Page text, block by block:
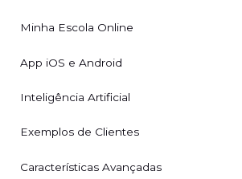
Minha Escola Online
App iOS e Android
Inteligência Artificial
Exemplos de Clientes
Características Avançadas